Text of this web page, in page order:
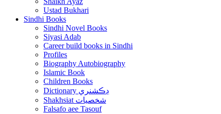
Ustad Bukhari
Sindhi Books
Sindhi Novel Books
Siyasi Adab
Career build books in Sindhi
Profiles
Biography Autobiography
Islamic Book
Children Books
Dictionary ڊڪشنري
Shakhsiat شخصيات
Falsafo aee Tasouf